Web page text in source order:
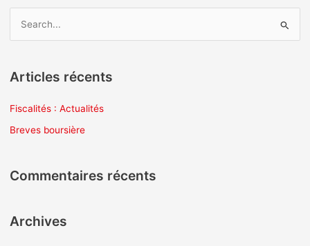
h
e
Articles récents
Fiscalités : Actualités
Breves boursière
Commentaires récents
Archives